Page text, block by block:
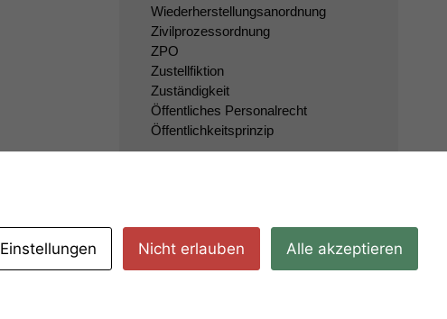
Wiederherstellungsanordnung
Zivilprozessordnung
ZPO
Zustellfiktion
Zuständigkeit
Öffentliches Personalrecht
Öffentlichkeitsprinzip
Einstellungen Nicht erlauben Alle akzeptieren